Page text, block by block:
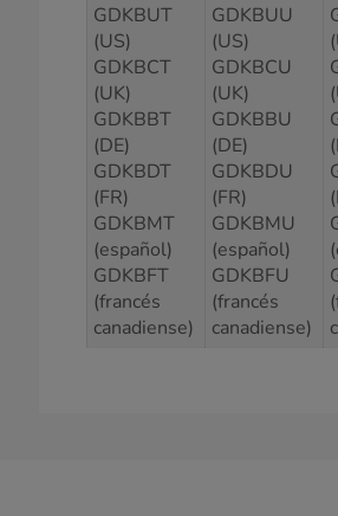
GDKBUT
(US)
GDKBCT
(UK)
GDKBBT
(DE)
GDKBDT
(FR)
GDKBMT
(español)
GDKBFT
(francés
canadiense)
GDKBUU
(US)
GDKBCU
(UK)
GDKBBU
(DE)
GDKBDU
(FR)
GDKBMU
(español)
GDKBFU
(francés
canadiense)